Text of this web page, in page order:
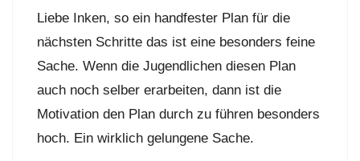
Liebe Inken, so ein handfester Plan für die
nächsten Schritte das ist eine besonders feine
Sache. Wenn die Jugendlichen diesen Plan
auch noch selber erarbeiten, dann ist die
Motivation den Plan durch zu führen besonders
hoch. Ein wirklich gelungene Sache.